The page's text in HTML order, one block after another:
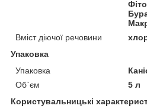
Вміст діючої речовини
Упаковка
Упаковка
Об`єм
5 л
Користувальницькі